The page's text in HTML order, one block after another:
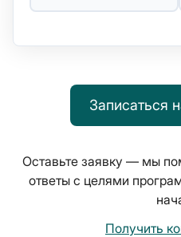
Записаться
Оставьте заявку — мы
ответы с целями
Получить